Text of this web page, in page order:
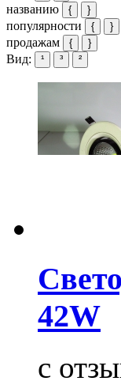
названию { }
популярности { }
продажам { }
Вид: ¹ ³ ²
42W
c